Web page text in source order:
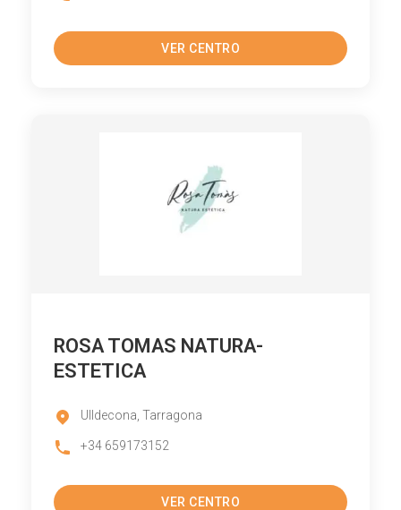
VER CENTRO
ROSA TOMAS NATURA-
ESTETICA
Ulldecona, Tarragona
+34 659173152
VER CENTRO